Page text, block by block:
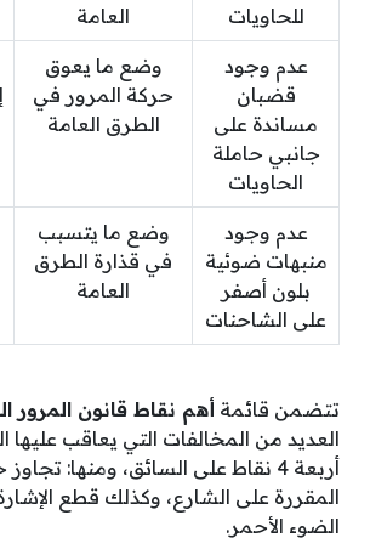
للحاويات العامة
عدم وجود
قضبان
مساندة على
جانبي حاملة
الحاويات
وضع ما يعوق
حركة المرور في
الطرق العامة
عدم وجود
منبهات ضوئية
بلون أصفر
على الشاحنات
وضع ما يتسبب
في قذارة الطرق
العامة
تتضمن قائمة أهم نقاط قانون المرور
العديد من المخالفات التي يعاقب عليها
أربعة 4 نقاط على السائق، ومنها:
المقررة على الشارع، وكذلك قطع الإشارة
الضوء الأحمر.